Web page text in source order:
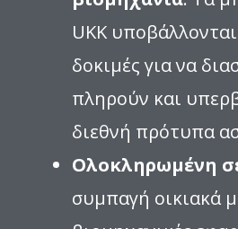
UKK
δοκιμές για να
πληρούν και
διεθνή πρότυπα
Ολοκληρωμένη
συμπαγή οικιακά